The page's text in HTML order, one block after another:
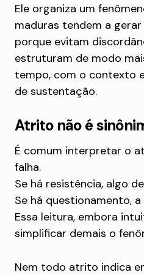
Ele organiza um
maduras tendem a
porque evitam
estruturam de modo
tempo, com o contexto
de sustentação.
Atrito não é
É comum interpretar o
falha.
Se há resistência, algo
Se há questionamento,
Essa leitura, embora
simplificar demais o
Nem todo atrito indica